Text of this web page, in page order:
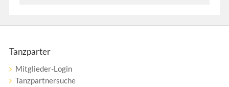
Tanzparter
Mitglieder-Login
Tanzpartnersuche